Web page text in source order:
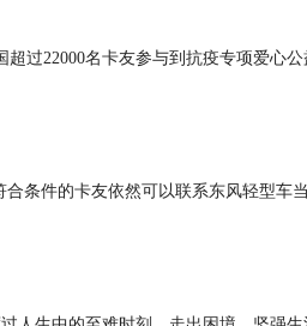
过22000名卡友参与到抗疫专项爱
条件的卡友依然可以联系东风轻型